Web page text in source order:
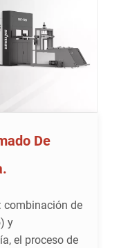
De
combinación de
y
el proceso de